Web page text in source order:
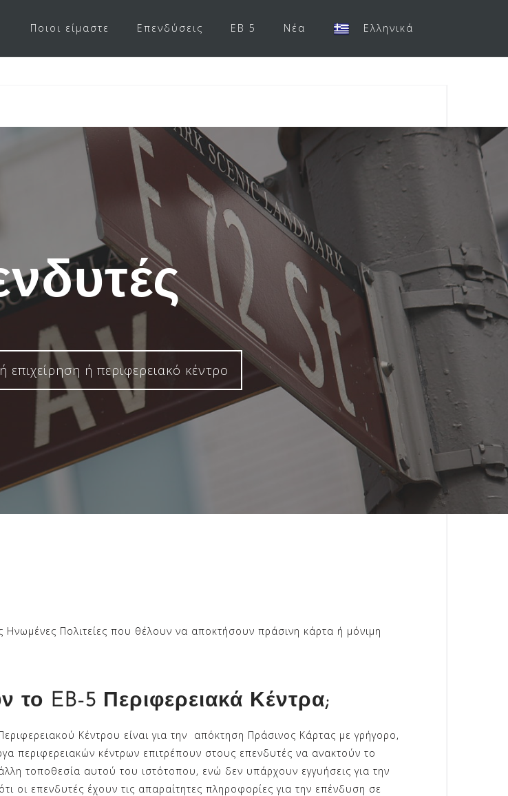
Ποιοι είμαστε Επενδύσεις EB 5 Νέα Ελληνικά
επιχείρηση ή περιφερειακό κέντρο
Ηνωμένες Πολιτείες που θέλουν να αποκτήσουν πράσινη κάρτα ή μόνιμη
το EB-5 Περιφερειακά Κέντρα;
Κέντρου είναι για την απόκτηση Πράσινος Κάρτας με γρήγορο,
περιφερειακών κέντρων επιτρέπουν στους επενδυτές να ανακτούν το
τοποθεσία αυτού του ιστότοπου, ενώ δεν υπάρχουν εγγυήσεις για την
οι επενδυτές έχουν τις απαραίτητες πληροφορίες για την επένδυση σε